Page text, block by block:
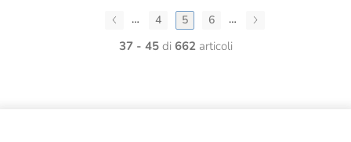
… 4 5 6 …
37 - 45di 662articoli